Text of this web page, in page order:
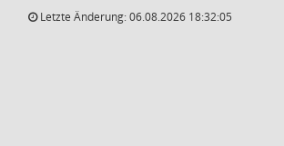
Letzte Änderung: 06.08.2026 18:32:05